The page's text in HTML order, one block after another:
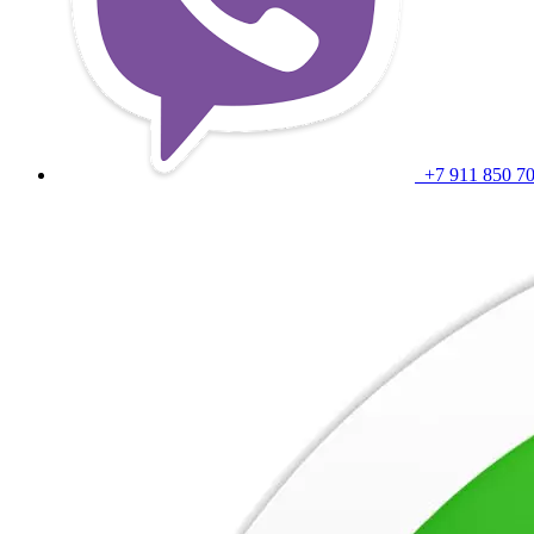
+7 911 850